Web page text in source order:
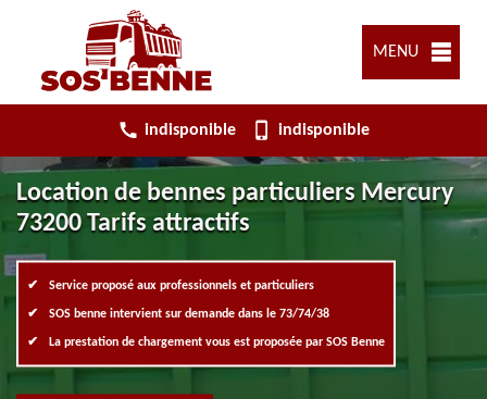
MENU
indisponible indisponible
Location de bennes particuliers Mercury
73200 Tarifs attractifs
Service proposé aux professionnels et particuliers
SOS benne intervient sur demande dans le 73/74/38
La prestation de chargement vous est proposée par SOS Benne